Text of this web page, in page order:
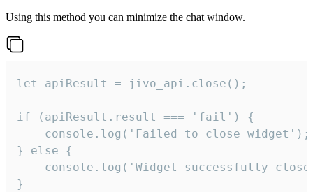
Using this method you can minimize the chat window.
let apiResult = jivo_api.close();
if (apiResult.result === 'fail') {
    console.log('Failed to close widget');
} else {
console.log('Widget successfully
}